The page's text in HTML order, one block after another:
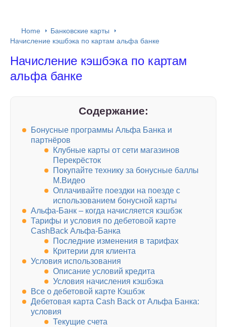
Home
Банковские карты
Начисление кэшбэка по картам альфа банке
Начисление кэшбэка по картам
альфа банке
Содержание:
Бонусные программы Альфа Банка и
партнёров
Клубные карты от сети магазинов
Перекрёсток
Покупайте технику за бонусные баллы
М.Видео
Оплачивайте поездки на поезде с
использованием бонусной карты
Альфа-Банк – когда начисляется кэшбэк
Тарифы и условия по дебетовой карте
CashBack Альфа-Банка
Последние изменения в тарифах
Критерии для клиента
Условия использования
Описание условий кредита
Условия начисления кэшбэка
Все о дебетовой карте Кэшбэк
Дебетовая карта Cash Back от Альфа Банка:
условия
Текущие счета